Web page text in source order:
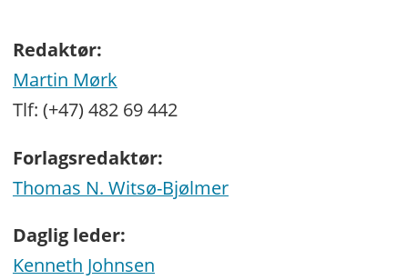
Redaktør:
Martin Mørk
Tlf: (+47) 482 69 442
Forlagsredaktør:
Thomas N. Witsø-Bjølmer
Daglig leder:
Kenneth Johnsen